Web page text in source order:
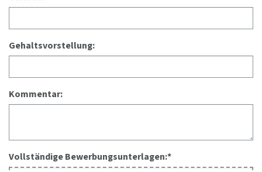
Gehaltsvorstellung:
Kommentar:
Vollständige Bewerbungsunterlagen:*